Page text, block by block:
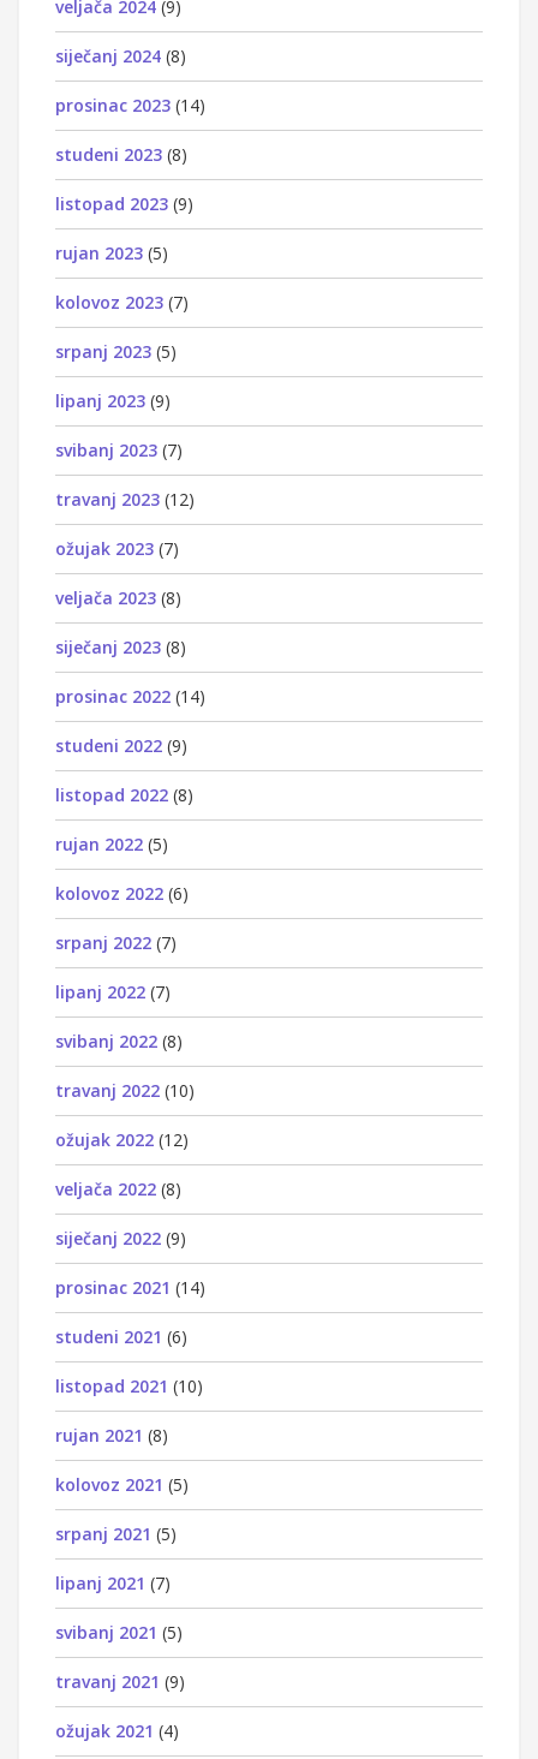
veljača 2024 (9)
siječanj 2024 (8)
prosinac 2023 (14)
studeni 2023 (8)
listopad 2023 (9)
rujan 2023 (5)
kolovoz 2023 (7)
srpanj 2023 (5)
lipanj 2023 (9)
svibanj 2023 (7)
travanj 2023 (12)
ožujak 2023 (7)
veljača 2023 (8)
siječanj 2023 (8)
prosinac 2022 (14)
studeni 2022 (9)
listopad 2022 (8)
rujan 2022 (5)
kolovoz 2022 (6)
srpanj 2022 (7)
lipanj 2022 (7)
svibanj 2022 (8)
travanj 2022 (10)
ožujak 2022 (12)
veljača 2022 (8)
siječanj 2022 (9)
prosinac 2021 (14)
studeni 2021 (6)
listopad 2021 (10)
rujan 2021 (8)
kolovoz 2021 (5)
srpanj 2021 (5)
lipanj 2021 (7)
svibanj 2021 (5)
travanj 2021 (9)
ožujak 2021 (4)